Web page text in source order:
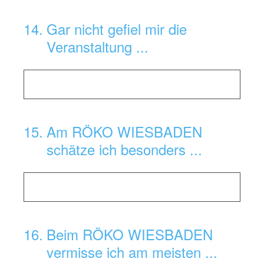
14. Gar nicht gefiel mir die
Veranstaltung ...
15. Am RÖKO WIESBADEN
schätze ich besonders ...
16. Beim RÖKO WIESBADEN
vermisse ich am meisten ...